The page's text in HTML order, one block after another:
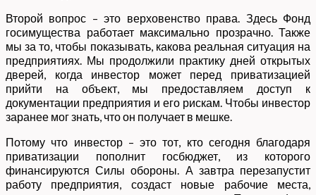
Второй вопрос – это верховенство права. Здесь Фонд
госимущества работает максимально прозрачно. Также
мы за то, чтобы показывать, какова реальная ситуация на
предприятиях. Мы продолжили практику дней открытых
дверей, когда инвестор может перед приватизацией
прийти на объект, мы предоставляем доступ к
документации предприятия и его рискам. Чтобы инвестор
заранее мог знать, что он получает в мешке.
Потому что инвестор – это тот, кто сегодня благодаря
приватизации пополнит госбюджет, из которого
финансируются Силы обороны. А завтра перезапустит
работу предприятия, создаст новые рабочие места,